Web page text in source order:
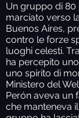
Un gruppo di 80
marciato verso
Buenos Aires,
contro le forze
luoghi celesti.
ha percepito
uno spirito di
Ministero del
Perón aveva un
che manteneva